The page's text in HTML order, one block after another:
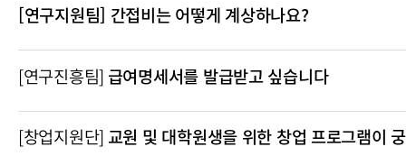
[연구지원팀] 간접비는 어떻게 계상하나요?
[연구진흥팀] 급여명세서를 발급받고 싶습니다
[창업지원단] 교원 및 대학원생을 위한 창업 프로그램이